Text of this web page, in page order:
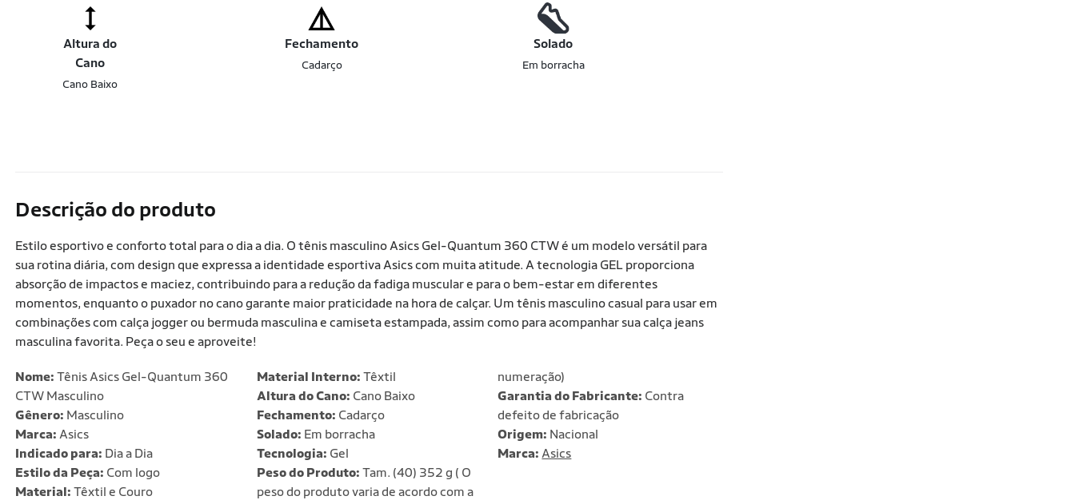
Altura do
Cano
Cano Baixo
Fechamento
Cadarço
Solado
Em borracha
Descrição do produto
Estilo esportivo e conforto total para o dia a dia. O tênis masculino Asics Gel-Quantum 360 CTW é um modelo versátil para
sua rotina diária, com design que expressa a identidade esportiva Asics com muita atitude. A tecnologia GEL proporciona
absorção de impactos e maciez, contribuindo para a redução da fadiga muscular e para o bem-estar em diferentes
momentos, enquanto o puxador no cano garante maior praticidade na hora de calçar. Um tênis masculino casual para usar em
combinações com calça jogger ou bermuda masculina e camiseta estampada, assim como para acompanhar sua calça jeans
masculina favorita. Peça o seu e aproveite!
Nome: Tênis Asics Gel-Quantum 360
CTW Masculino
Gênero: Masculino
Marca: Asics
Indicado para: Dia a Dia
Estilo da Peça: Com logo
Material: Têxtil e Couro
Material Interno: Têxtil
Altura do Cano: Cano Baixo
Fechamento: Cadarço
Solado: Em borracha
Tecnologia: Gel
Peso do Produto: Tam. (40) 352 g ( O
peso do produto varia de acordo com a
numeração)
Garantia do Fabricante: Contra
defeito de fabricação
Origem: Nacional
Marca:Asics